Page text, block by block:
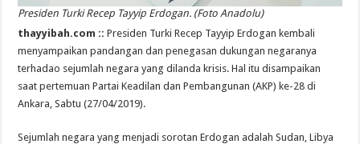
Presiden Turki Recep Tayyip Erdogan. (Foto Anadolu)
thayyibah.com :: Presiden Turki Recep Tayyip Erdogan kembali
menyampaikan pandangan dan penegasan dukungan negaranya
terhadao sejumlah negara yang dilanda krisis. Hal itu disampaikan
saat pertemuan Partai Keadilan dan Pembangunan (AKP) ke-28 di
Ankara, Sabtu (27/04/2019).
Sejumlah negara yang menjadi sorotan Erdogan adalah Sudan, Libya